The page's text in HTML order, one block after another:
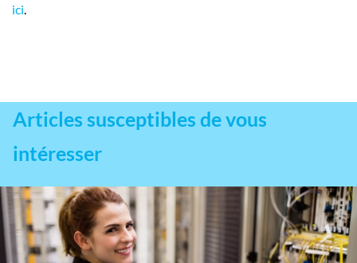
ici
Articles susceptibles de vous
intéresser